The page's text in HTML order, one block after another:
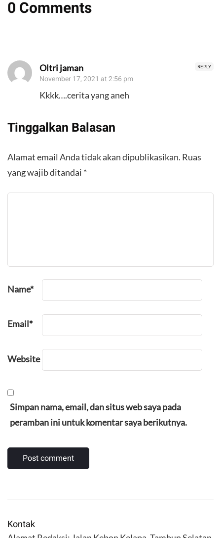
0 Comments
REPLY
Oltri jaman
November 17, 2021 at 2:56 pm
Kkkk….cerita yang aneh
Tinggalkan Balasan
Alamat email Anda tidak akan dipublikasikan. Ruas
yang wajib ditandai *
Name*
Email*
Website
Simpan nama, email, dan situs web saya pada
peramban ini untuk komentar saya berikutnya.
Kontak